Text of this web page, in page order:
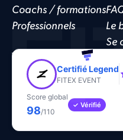
Coachs / formations
Professionnels
Le
Se
Website by
Certifié Legend
FITEX EVENT
Score global
98/110
✓ Vérifié